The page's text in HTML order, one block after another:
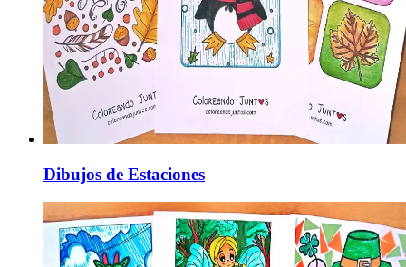
Dibujos de Estaciones